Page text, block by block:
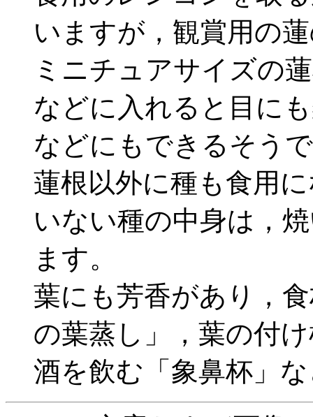
いますが，観賞用の
ミニチュアサイズの
などに入れると目に
などにもできるそう
蓮根以外に種も食用
いない種の中身は，
ます。
葉にも芳香があり，
の葉蒸し」，葉の付
酒を飲む「象鼻杯」